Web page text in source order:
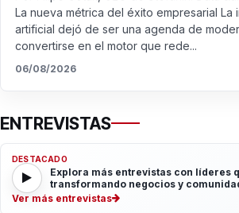
La nueva métrica del éxito empresarial La
artificial dejó de ser una agenda de
convertirse en el motor que rede...
06/08/2026
ENTREVISTAS
DESTACADO
Explora más entrevistas con líderes
transformando negocios y
Ver más entrevistas